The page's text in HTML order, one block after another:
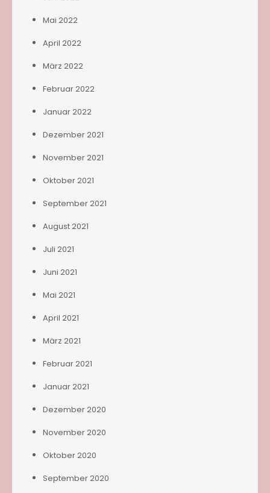
Mai 2022
April 2022
März 2022
Februar 2022
Januar 2022
Dezember 2021
November 2021
Oktober 2021
September 2021
August 2021
Juli 2021
Juni 2021
Mai 2021
April 2021
März 2021
Februar 2021
Januar 2021
Dezember 2020
November 2020
Oktober 2020
September 2020